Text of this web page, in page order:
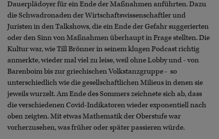
Dauerplädoyer für ein Ende der Maßnahmen anführten. Dazu
die Schwadronaden der Wirtschaftswissenschaftler und
Juristen in den Talkshows, die ein Ende der Gefahr suggerierten
oder den Sinn von Maßnahmen überhaupt in Frage stellten. Die
Kultur war, wie Till Brönner in seinem klugen Podcast richtig
anmerkte, wieder mal viel zu leise, weil ohne Lobby und - von
Barenboim bis zur griechischen Volkstanzgruppe - so
unterschiedlich wie die gesellschaftlichen Milieus in denen sie
jeweils wurzelt. Am Ende des Sommers zeichnete sich ab, dass
die verschiedenen Covid-Indikatoren wieder exponentiell nach
oben zeigten. Mit etwas Mathematik der Oberstufe war
vorherzusehen, was früher oder später passieren würde.